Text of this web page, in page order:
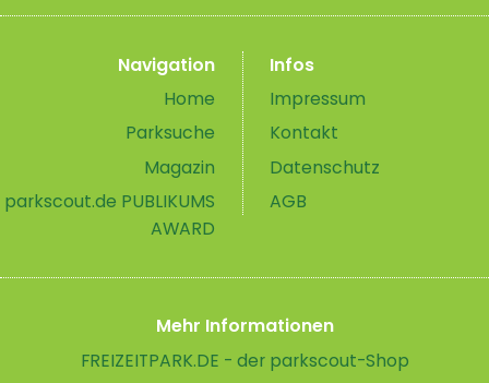
Navigation
Home
Parksuche
Magazin
parkscout.de PUBLIKUMS
AWARD
Infos
Impressum
Kontakt
Datenschutz
AGB
Mehr Informationen
FREIZEITPARK.DE - der parkscout-Shop